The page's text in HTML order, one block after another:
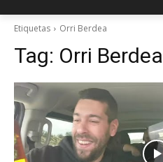
Etiquetas Orri Berdea
Tag: Orri Berdea